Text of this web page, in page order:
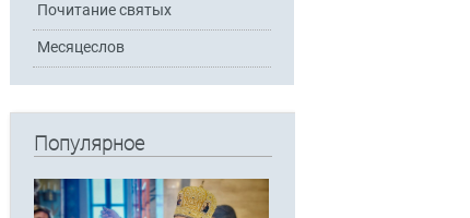
Почитание святых
Месяцеслов
Популярное